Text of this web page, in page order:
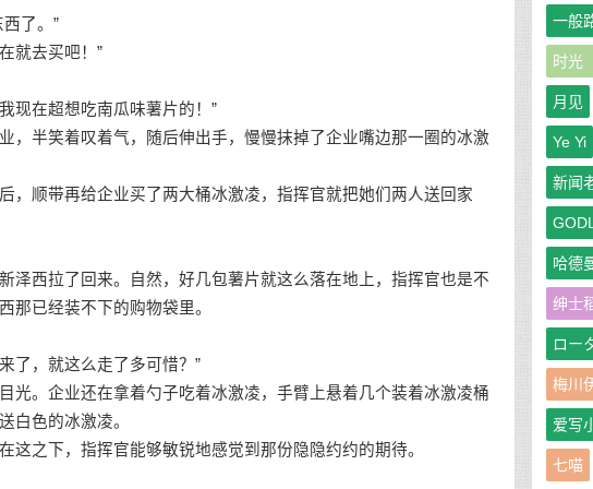
了。”
就去买吧！”
现在超想吃南瓜味薯片的！”
，半笑着叹着气，随后伸出手，慢慢抹掉了企业嘴边那一圈的冰激
，顺带再给企业买了两大桶冰激凌，指挥官就把她们两人送回家
泽西拉了回来。自然，好几包薯片就这么落在地上，指挥官也是不
那已经装不下的购物袋里。
了，就这么走了多可惜？”
光。企业还在拿着勺子吃着冰激凌，手臂上悬着几个装着冰激凌桶
白色的冰激凌。
之下，指挥官能够敏锐地感觉到那份隐隐约约的期待。
一般
时光
月见
Ye Yi
新闻
哈德
绅士
ロー
梅川
爱写
七喵